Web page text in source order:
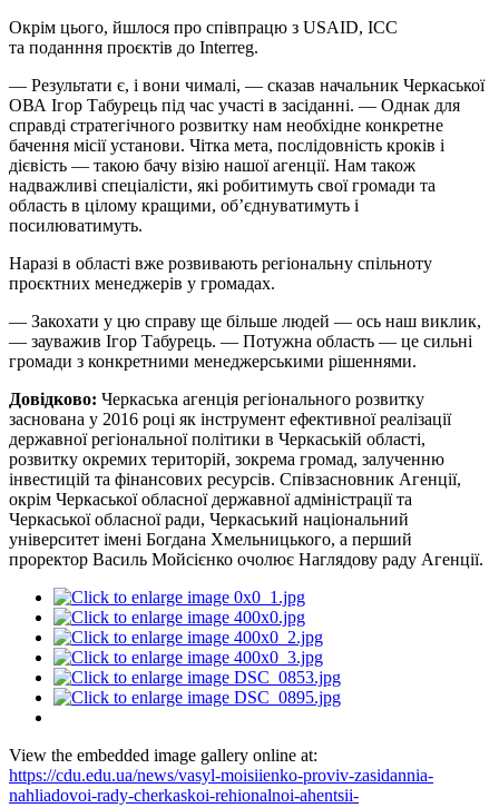
Окрім цього, йшлося про співпрацю з USAID, ICC
та поданння проєктів до Interreg.
— Результати є, і вони чималі, — сказав начальник Черкаської
ОВА Ігор Табурець під час участі в засіданні. — Однак для
справді стратегічного розвитку нам необхідне конкретне
бачення місії установи. Чітка мета, послідовність кроків і
дієвість — такою бачу візію нашої агенції. Нам також
надважливі спеціалісти, які робитимуть свої громади та
область в цілому кращими, об’єднуватимуть і
посилюватимуть.
Наразі в області вже розвивають регіональну спільноту
проєктних менеджерів у громадах.
— Закохати у цю справу ще більше людей — ось наш виклик,
— зауважив Ігор Табурець. — Потужна область — це сильні
громади з конкретними менеджерськими рішеннями.
Довідково: Черкаська агенція регіонального розвитку
заснована у 2016 році як інструмент ефективної реалізації
державної регіональної політики в Черкаській області,
розвитку окремих територій, зокрема громад, залученню
інвестицій та фінансових ресурсів. Співзасновник Агенції,
окрім Черкаської обласної державної адміністрації та
Черкаської обласної ради, Черкаський національний
університет імені Богдана Хмельницького, а перший
проректор Василь Мойсієнко очолює Наглядову раду Агенції.
View the embedded image gallery online at:
https://cdu.edu.ua/news/vasyl-moisiienko-proviv-zasidannia-
nahliadovoi-rady-cherkaskoi-rehionalnoi-ahentsii-